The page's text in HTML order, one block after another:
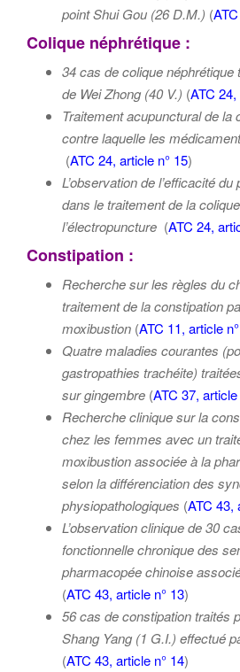
point Shui Gou (26 D.M.) (
Colique néphrétique :
34 cas de colique
de Wei Zhong (40 V.) (ATC
Traitement acupunctural de la
contre laquelle les
(ATC 24, article n° 15)
L’observation de l’efficacité du
dans le traitement de la
l’électropuncture (ATC 24,
Constipation :
Recherche sur les règles du
traitement de la constipation
moxibustion (ATC 11, article
Quatre maladies courantes
gastropathies trachéite)
sur gingembre (ATC 37, article
Recherche clinique sur la
chez les femmes avec un
moxibustionassociée à la
selon ladifférenciation des
physiopathologiques (ATC 43,
L’observation clinique de 30
fonctionnelle chronique des
pharmacopée chinoise
(ATC 43, article n° 13)
56 cas de constipation traités
Shang Yang (1 G.I.) effectué
(ATC 43, article n° 14)